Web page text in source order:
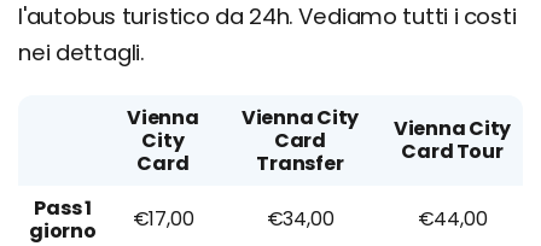
l'autobus turistico da 24h. Vediamo tutti i costi
nei dettagli.
Vienna
City
Card
Vienna City
Card
Transfer
Vienna City
Card Tour
Pass 1
giorno
€17,00 €34,00 €44,00